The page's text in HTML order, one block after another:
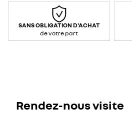
SANS OBLIGATION D'ACHAT
de votre part
Rendez-nous visite